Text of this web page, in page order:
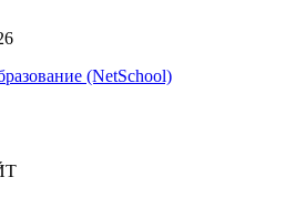
(NetSchool)